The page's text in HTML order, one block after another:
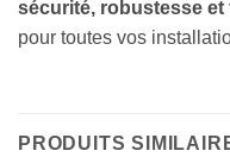
sécurité, robustesse et
pour toutes vos
PRODUITS